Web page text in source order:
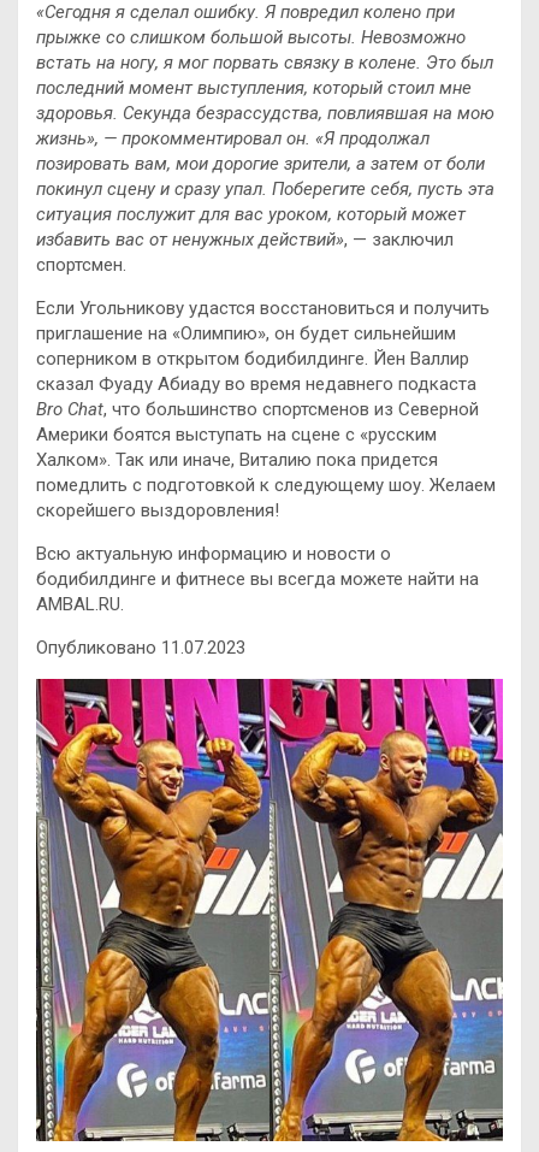
«Сегодня я сделал ошибку. Я повредил колено при
прыжке со слишком большой высоты. Невозможно
встать на ногу, я мог порвать связку в колене. Это был
последний момент выступления, который стоил мне
здоровья. Секунда безрассудства, повлиявшая на мою
жизнь», — прокомментировал он. «Я продолжал
позировать вам, мои дорогие зрители, а затем от боли
покинул сцену и сразу упал. Поберегите себя, пусть эта
ситуация послужит для вас уроком, который может
избавить вас от ненужных действий», — заключил
спортсмен.
Если Угольникову удастся восстановиться и получить
приглашение на «Олимпию», он будет сильнейшим
соперником в открытом бодибилдинге. Йен Валлир
сказал Фуаду Абиаду во время недавнего подкаста
Bro Chat, что большинство спортсменов из Северной
Америки боятся выступать на сцене с «русским
Халком». Так или иначе, Виталию пока придется
помедлить с подготовкой к следующему шоу. Желаем
скорейшего выздоровления!
Всю актуальную информацию и новости о
бодибилдинге и фитнесе вы всегда можете найти на
AMBAL.RU.
Опубликовано 11.07.2023